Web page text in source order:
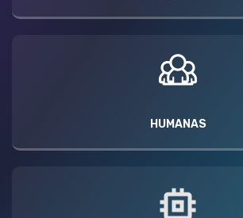
HUMANAS